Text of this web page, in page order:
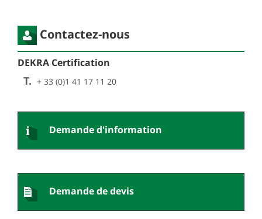
Contactez-nous
DEKRA Certification
T. + 33 (0)1 41 17 11 20
Demande d'information
Demande de devis